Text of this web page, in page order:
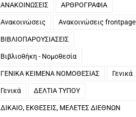
ΑΝΑΚΟΙΝΩΣΕΙΣ ΑΡΘΡΟΓΡΑΦΙΑ
Ανακοινώσεις Ανακοινώσεις frontpage
ΒΙΒΛΙΟΠΑΡΟΥΣΙΑΣΕΙΣ
Βιβλιοθήκη - Νομοθεσία
ΓΕΝΙΚΑ ΚΕΙΜΕΝΑ ΝΟΜΟΘΕΣΙΑΣ Γενικά
Γενικά ΔΕΛΤΙΑ ΤΥΠΟΥ
ΔΙΚΑΙΟ, ΕΚΘΕΣΕΙΣ, ΜΕΛΕΤΕΣ ΔΙΕΘΝΩΝ